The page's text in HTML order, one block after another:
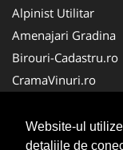
Website-ul
detaliile de
Alpinist Utilitar
Amenajari Gradina
Birouri-Cadastru.ro
CramaVinuri.ro
Servicii-DDD.com